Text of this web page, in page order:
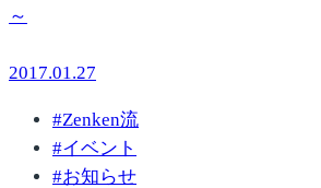
～
2017.01.27
#Zenken流
#イベント
#お知らせ